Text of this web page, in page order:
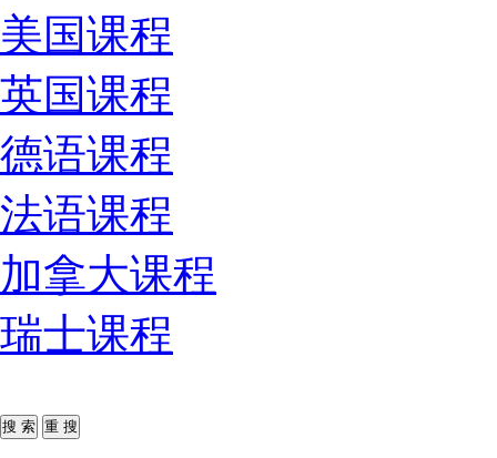
美国课程
英国课程
德语课程
法语课程
加拿大课程
瑞士课程